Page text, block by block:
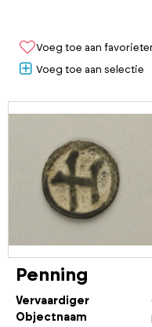
Voeg toe aan
Voeg toe aan selectie
Penning
Vervaardiger
Objectnaam